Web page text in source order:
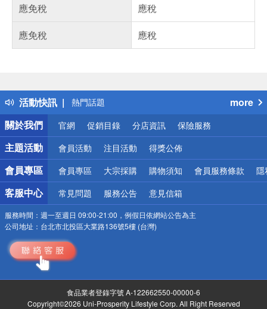
應免稅
應稅
應免稅
應稅
活動快訊
得獎公告
熱門話題
銀行優惠
偏遠地區配送
詐騙網頁！請小心！
more
關於我們
官網 促銷目錄 分店資訊 保險服務
主題活動 會員活動 注目活動 得獎公佈
會員專區 會員專區 大宗採購 購物須知 會員服務條款 隱
客服中心 常見問題 服務公告 意見信箱
服務時間： 週一至週日 09:00-21:00，例假日依網站公告為主
公司地址： 台北市北投區大業路136號5樓 (台灣)
食品業者登錄字號 A-122662550-00000-6
Copyright©2026 Uni-Prosperity Lifestyle Corp. All Right Reserved